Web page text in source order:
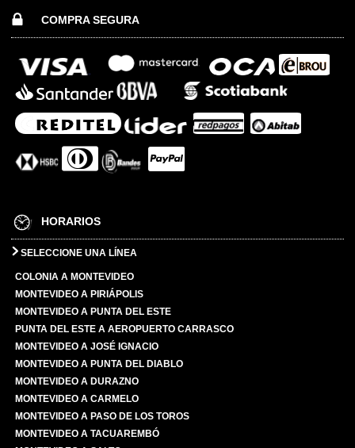
COMPRA SEGURA
HORARIOS
SELECCIONE UNA LÍNEA
COLONIA A MONTEVIDEO
MONTEVIDEO A PIRIÁPOLIS
MONTEVIDEO A PUNTA DEL ESTE
PUNTA DEL ESTE A AEROPUERTO CARRASCO
MONTEVIDEO A JOSÉ IGNACIO
MONTEVIDEO A PUNTA DEL DIABLO
MONTEVIDEO A DURAZNO
MONTEVIDEO A CARMELO
MONTEVIDEO A PASO DE LOS TOROS
MONTEVIDEO A TACUAREMBÓ